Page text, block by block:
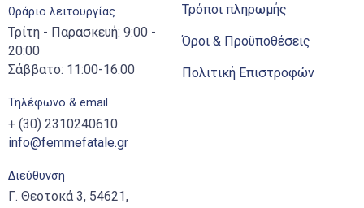
Ωράριο λειτουργίας
Τρίτη - Παρασκευή: 9:00 -
20:00
Σάββατο: 11:00-16:00
Τηλέφωνο & email
+ (30) 2310240610
info@femmefatale.gr
Διεύθυνση
Γ. Θεοτοκά 3, 54621,
Τρόποι πληρωμής
Όροι & Προϋποθέσεις
Πολιτική Επιστροφών